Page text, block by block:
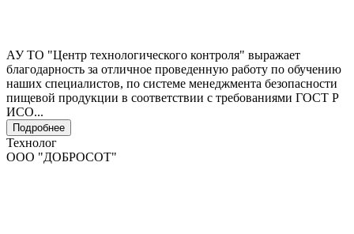
АУ ТО "Центр технологического контроля" выражает
благодарность за отличное проведенную работу по обучению
наших специалистов, по системе менеджмента безопасности
пищевой продукции в соответствии с требованиями ГОСТ Р
ИСО...
Подробнее
Технолог
ООО "ДОБРОСОТ"